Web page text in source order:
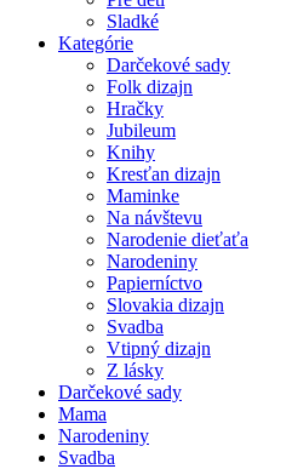
Sladké
Kategórie
Darčekové sady
Folk dizajn
Hračky
Jubileum
Knihy
Kresťan dizajn
Maminke
Na návštevu
Narodenie dieťaťa
Narodeniny
Papierníctvo
Slovakia dizajn
Svadba
Vtipný dizajn
Z lásky
Darčekové sady
Mama
Narodeniny
Svadba